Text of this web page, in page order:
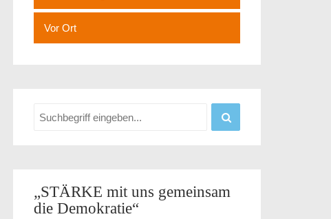
Vor Ort
„STÄRKE mit uns gemeinsam
die Demokratie“